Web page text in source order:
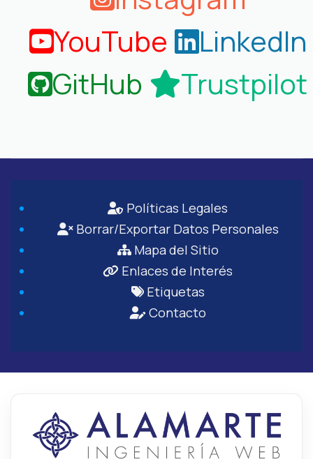
YouTube
LinkedIn
GitHub
Trustpilot
Políticas Legales
Borrar/Exportar Datos Personales
Mapa del Sitio
Enlaces de Interés
Etiquetas
Contacto